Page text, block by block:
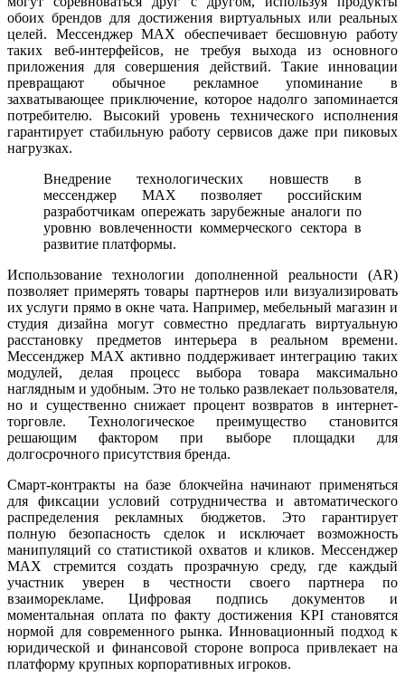
обоих брендов для достижения виртуальных или реальных
целей. Мессенджер MAX обеспечивает бесшовную работу
таких веб-интерфейсов, не требуя выхода из основного
приложения для совершения действий. Такие инновации
превращают обычное рекламное упоминание в
захватывающее приключение, которое надолго запоминается
потребителю. Высокий уровень технического исполнения
гарантирует стабильную работу сервисов даже при пиковых
нагрузках.
Внедрение технологических новшеств в
мессенджер MAX позволяет российским
разработчикам опережать зарубежные аналоги по
уровню вовлеченности коммерческого сектора в
развитие платформы.
Использование технологии дополненной реальности (AR)
позволяет примерять товары партнеров или визуализировать
их услуги прямо в окне чата. Например, мебельный магазин и
студия дизайна могут совместно предлагать виртуальную
расстановку предметов интерьера в реальном времени.
Мессенджер MAX активно поддерживает интеграцию таких
модулей, делая процесс выбора товара максимально
наглядным и удобным. Это не только развлекает пользователя,
но и существенно снижает процент возвратов в интернет-
торговле. Технологическое преимущество становится
решающим фактором при выборе площадки для
долгосрочного присутствия бренда.
Смарт-контракты на базе блокчейна начинают применяться
для фиксации условий сотрудничества и автоматического
распределения рекламных бюджетов. Это гарантирует
полную безопасность сделок и исключает возможность
манипуляций со статистикой охватов и кликов. Мессенджер
MAX стремится создать прозрачную среду, где каждый
участник уверен в честности своего партнера по
взаиморекламе. Цифровая подпись документов и
моментальная оплата по факту достижения KPI становятся
нормой для современного рынка. Инновационный подход к
юридической и финансовой стороне вопроса привлекает на
платформу крупных корпоративных игроков.